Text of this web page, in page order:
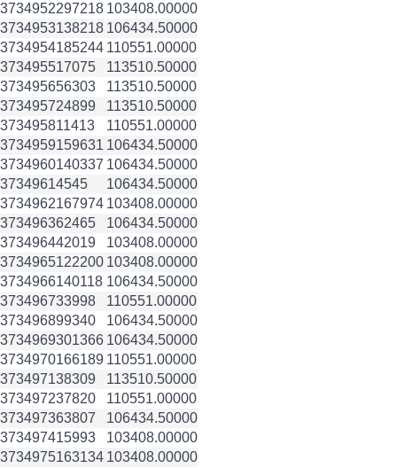
3734952297218 103408.00000
3734953138218 106434.50000
3734954185244 110551.00000
373495517075
113510.50000
373495656303
113510.50000
373495724899
113510.50000
373495811413
110551.00000
3734959159631 106434.50000
3734960140337 106434.50000
37349614545
106434.50000
3734962167974 103408.00000
373496362465
106434.50000
373496442019
103408.00000
3734965122200 103408.00000
3734966140118 106434.50000
373496733998
110551.00000
373496899340
106434.50000
3734969301366 106434.50000
3734970166189 110551.00000
373497138309
113510.50000
373497237820
110551.00000
373497363807
106434.50000
373497415993
103408.00000
3734975163134 103408.00000